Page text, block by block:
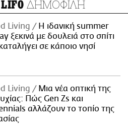
ΔΗΜΟΦΙΛΗ
Living
Η ιδανική summer
ξεκινά με δουλειά στο σπίτι
σε κάποιο νησί
Living
Μια νέα οπτική της
Πώς Gen Zs και
αλλάζουν το τοπίο της